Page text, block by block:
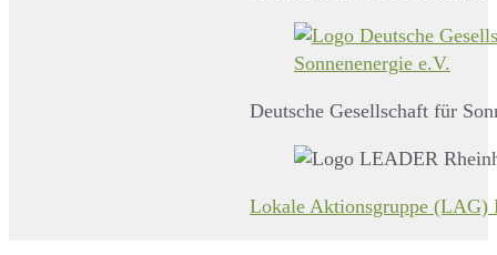
Deutsche Gesellschaft für
Lokale Aktionsgruppe (LAG)